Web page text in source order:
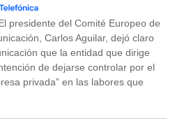
presidente del Comité Europeo de
Carlos Aguilar, dejó claro
que la entidad que dirige
de dejarse controlar por el
privada” en las labores que